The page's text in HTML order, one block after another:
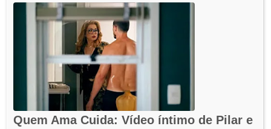
Quem Ama Cuida: Vídeo íntimo de Pilar e